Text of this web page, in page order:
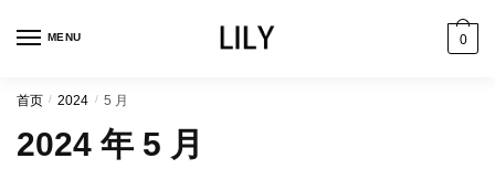
MENU 0
首页 / 2024 / 5 月
2024 年 5 月